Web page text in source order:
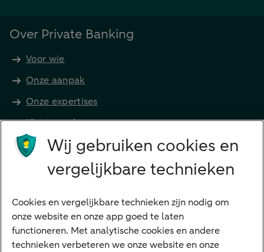
Over Private Banking
Voor wie
Onze aanpak
Onze expertises
Klant worden
Producten
Betalen
Sparen
Meest gezocht
Wij gebruiken cookies en
vergelijkbare technieken
Cookies en vergelijkbare technieken zijn nodig om
onze website en onze app goed te laten
functioneren. Met analytische cookies en andere
technieken verbeteren we onze website en onze